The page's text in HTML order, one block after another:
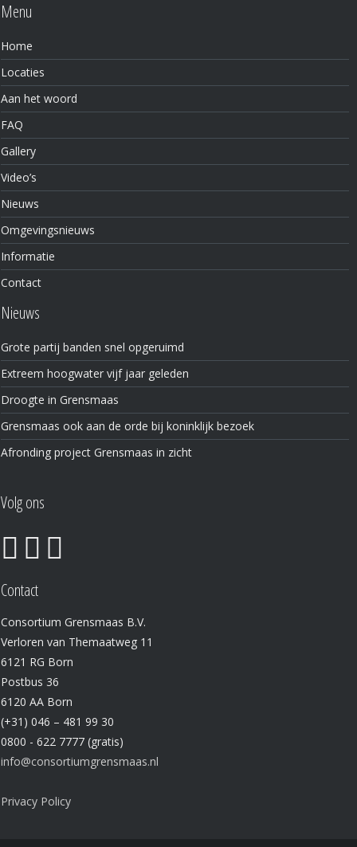
Menu
Home
Locaties
Aan het woord
FAQ
Gallery
Video’s
Nieuws
Omgevingsnieuws
Informatie
Contact
Nieuws
Grote partij banden snel opgeruimd
Extreem hoogwater vijf jaar geleden
Droogte in Grensmaas
Grensmaas ook aan de orde bij koninklijk bezoek
Afronding project Grensmaas in zicht
Volg ons
Contact
Consortium Grensmaas B.V.
Verloren van Themaatweg 11
6121 RG Born
Postbus 36
6120 AA Born
(+31) 046 – 481 99 30
0800 - 622 7777 (gratis)
info@consortiumgrensmaas.nl
Privacy Policy